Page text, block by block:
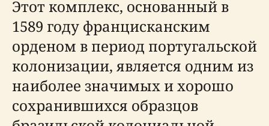
Этот комплекс, основанный в
1589 году францисканским
орденом в период португальской
колонизации, является одним из
наиболее значимых и хорошо
сохранившихся образцов